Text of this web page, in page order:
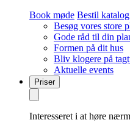
Book møde Bestil katalog
Besøg vores store
Gode råd til din
Formen på dit hus
Bliv klogere på
Aktuelle events
Priser
Interesseret i at høre